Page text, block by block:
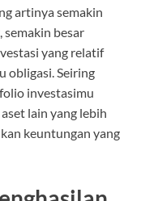
artinya semakin
semakin besar
yang relatif
obligasi. Seiring
investasimu
lain yang lebih
keuntungan yang